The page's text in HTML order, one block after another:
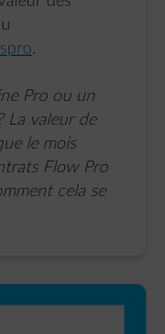
.
Pro ou un
La valeur de
le mois
Flow Pro
cela se